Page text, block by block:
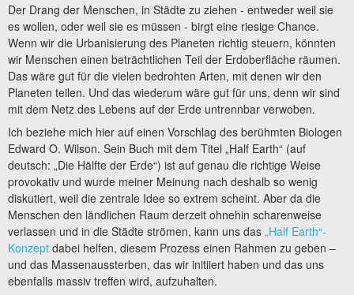
Der Drang der Menschen, in Städte zu ziehen - entweder weil sie
es wollen, oder weil sie es müssen - birgt eine riesige Chance.
Wenn wir die Urbanisierung des Planeten richtig steuern, könnten
wir Menschen einen beträchtlichen Teil der Erdoberfläche räumen.
Das wäre gut für die vielen bedrohten Arten, mit denen wir den
Planeten teilen. Und das wiederum wäre gut für uns, denn wir sind
mit dem Netz des Lebens auf der Erde untrennbar verwoben.
Ich beziehe mich hier auf einen Vorschlag des berühmten Biologen
Edward O. Wilson. Sein Buch mit dem Titel „Half Earth“ (auf
deutsch: „Die Hälfte der Erde“) ist auf genau die richtige Weise
provokativ und wurde meiner Meinung nach deshalb so wenig
diskutiert, weil die zentrale Idee so extrem scheint. Aber da die
Menschen den ländlichen Raum derzeit ohnehin scharenweise
verlassen und in die Städte strömen, kann uns das „Half Earth“-
Konzept dabei helfen, diesem Prozess einen Rahmen zu geben –
und das Massenaussterben, das wir initiiert haben und das uns
ebenfalls massiv treffen wird, aufzuhalten.